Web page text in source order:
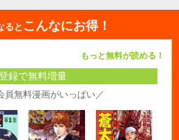
ると こんなにお得！
もっと無料が読める！
録で無料増量
員無料漫画がいっぱい／